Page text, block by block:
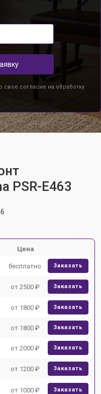
свое согласие на обработку
PSR-E463
Цена
бесплатно Заказать
от 2500 ₽ Заказать
от 1800 ₽ Заказать
от 1800 ₽ Заказать
от 2000 ₽ Заказать
от 1200 ₽ Заказать
от 1000 ₽ Заказать